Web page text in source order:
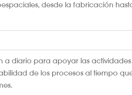
desde la fabricación
a diario para apoyar las
de los procesos al tiempo